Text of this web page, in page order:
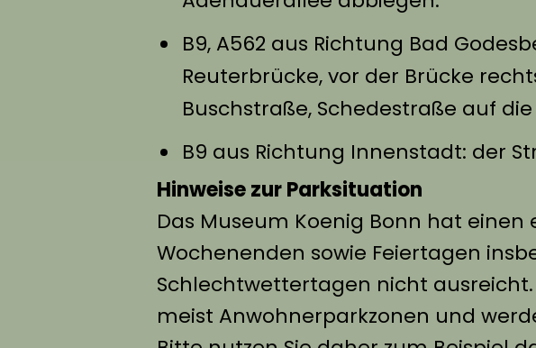
B9, A562 aus Richtung Bad
Reuterbrücke, vor der Brücke
Buschstraße, Schedestraße auf
B9 aus Richtung Innenstadt: der
Hinweise zur Parksituation
Das Museum Koenig Bonn hat einen
Wochenenden sowie Feiertagen
Schlechtwettertagen nicht
meist Anwohnerparkzonen und